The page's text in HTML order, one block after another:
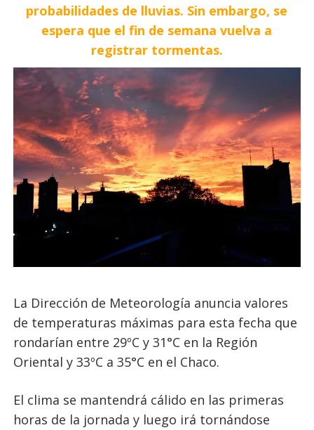
probabilidades de lluvias. Sin embargo, se
espera que el fin de semana vuelva a
registrar tormentas.
La Dirección de Meteorología anuncia valores
de temperaturas máximas para esta fecha que
rondarían entre 29ºC y 31°C en la Región
Oriental y 33ºC a 35°C en el Chaco.
El clima se mantendrá cálido en las primeras
horas de la jornada y luego irá tornándose